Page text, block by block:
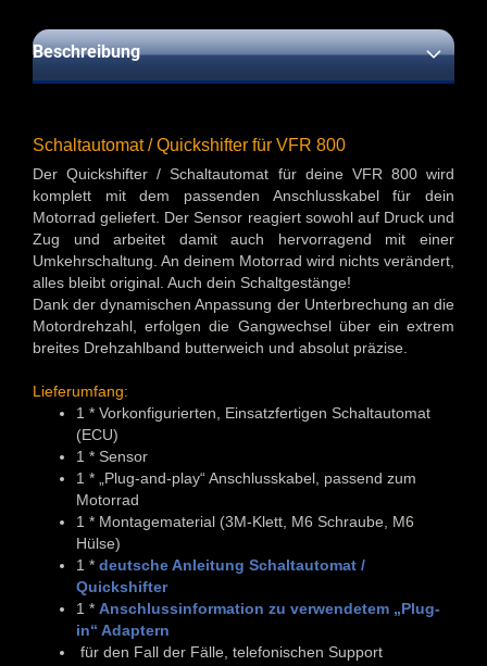
Beschreibung
Schaltautomat / Quickshifter für VFR 800
Der Quickshifter / Schaltautomat für deine VFR 800 wird
komplett mit dem passenden Anschlusskabel für dein
Motorrad geliefert. Der Sensor reagiert sowohl auf Druck und
Zug und arbeitet damit auch hervorragend mit einer
Umkehrschaltung. An deinem Motorrad wird nichts verändert,
alles bleibt original. Auch dein Schaltgestänge!
Dank der dynamischen Anpassung der Unterbrechung an die
Motordrehzahl, erfolgen die Gangwechsel über ein extrem
breites Drehzahlband butterweich und absolut präzise.
Lieferumfang:
1 * Vorkonfigurierten, Einsatzfertigen Schaltautomat
(ECU)
1 * Sensor
1 * „Plug-and-play“ Anschlusskabel, passend zum
Motorrad
1 * Montagematerial (3M-Klett, M6 Schraube, M6
Hülse)
1 * deutsche Anleitung Schaltautomat /
Quickshifter
1 * Anschlussinformation zu verwendetem „Plug-
in“ Adaptern
für den Fall der Fälle, telefonischen Support